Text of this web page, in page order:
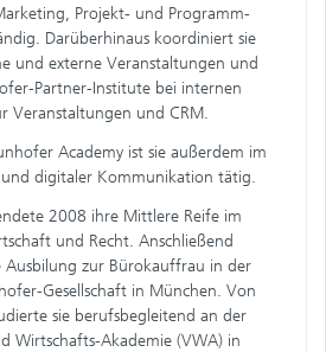
Projekt- und Programm-
Darüberhinaus koordiniert sie
und externe Veranstaltungen und
Partner-Institute bei internen
Veranstaltungen und CRM.
Academy ist sie außerdem im
digitaler Kommunikation tätig.
2008 ihre Mittlere Reife im
und Recht. Anschließend
Ausbilung zur Bürokauffrau in der
Gesellschaft in München. Von
sie berufsbegleitend an der
Wirtschafts-Akademie (VWA) in